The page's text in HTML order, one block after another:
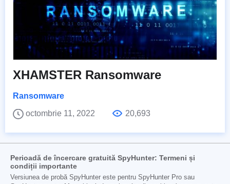
XHAMSTER Ransomware
Ransomware
octombrie 11, 2022
20,693
Perioadă de încercare gratuită SpyHunter: Termeni și
condiții importante
Versiunea de probă SpyHunter este pentru SpyHunter Pro sau